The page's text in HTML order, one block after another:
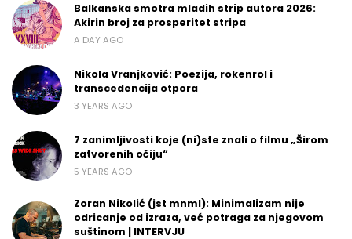
Balkanska smotra mladih strip autora 2026:
Akirin broj za prosperitet stripa
A DAY AGO
Nikola Vranjković: Poezija, rokenrol i
transcedencija otpora
3 YEARS AGO
7 zanimljivosti koje (ni)ste znali o filmu „Širom
zatvorenih očiju“
5 YEARS AGO
Zoran Nikolić (jst mnml): Minimalizam nije
odricanje od izraza, već potraga za njegovom
suštinom | INTERVJU